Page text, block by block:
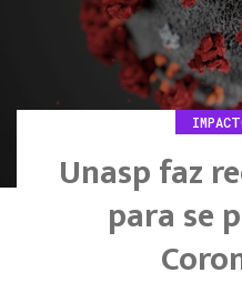
Unasp faz
para se